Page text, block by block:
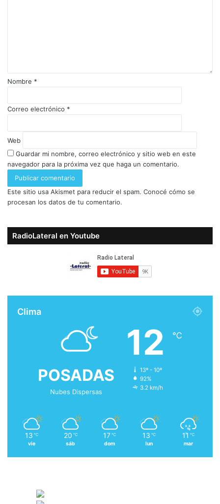
Nombre *
Correo electrónico *
Web
Guardar mi nombre, correo electrónico y sitio web en este
navegador para la próxima vez que haga un comentario.
Este sitio usa Akismet para reducir el spam. Conocé cómo se
procesan los datos de tu comentario.
RadioLateral en Youtube
Clima
POSADAS
Nubes Dispersas
12 ℃
13º - 10º
92%
3.2 km/h
13 ℃
vie
20 ℃
sáb
17 ℃
dom
13 ℃
lun
11 ℃
mar